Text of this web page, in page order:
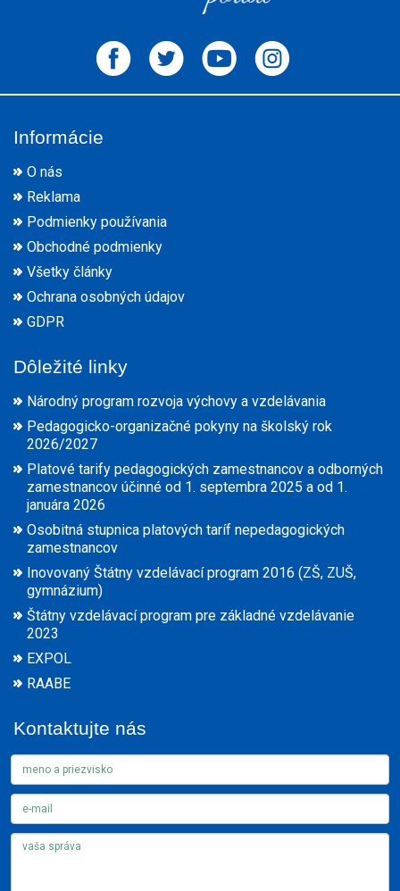
Informácie
O nás
Reklama
Podmienky používania
Obchodné podmienky
Všetky články
Ochrana osobných údajov
GDPR
Dôležité linky
Národný program rozvoja výchovy a vzdelávania
Pedagogicko-organizačné pokyny na školský rok
2026/2027
Platové tarify pedagogických zamestnancov a odborných
zamestnancov účinné od 1. septembra 2025 a od 1.
januára 2026
Osobitná stupnica platových taríf nepedagogických
zamestnancov
Inovovaný Štátny vzdelávací program 2016 (ZŠ, ZUŠ,
gymnázium)
Štátny vzdelávací program pre základné vzdelávanie
2023
EXPOL
RAABE
Kontaktujte nás